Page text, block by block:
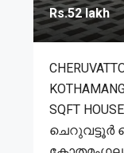
Rs.52 lakh
SQFT
ചെറുവട്ടൂർ